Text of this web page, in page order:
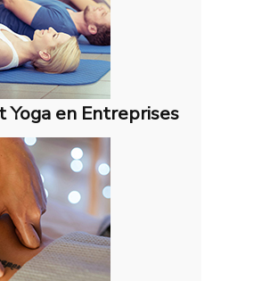
Yoga en Entreprises